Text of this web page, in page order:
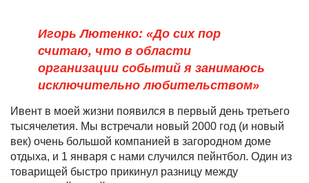
Игорь Лютенко: «До сих пор
считаю, что в области
организации событий я занимаюсь
исключительно любительством»
Ивент в моей жизни появился в первый день третьего
тысячелетия. Мы встречали новый 2000 год (и новый
век) очень большой компанией в загородном доме
отдыха, и 1 января с нами случился пейнтбол. Один из
товарищей быстро прикинул разницу между